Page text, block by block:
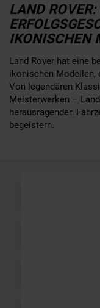
LAND ROVER:
IKONISCHEN
Land Rover hat eine
ikonischen Modellen,
Von legendären
Meisterwerken –
herausragenden
begeistern.